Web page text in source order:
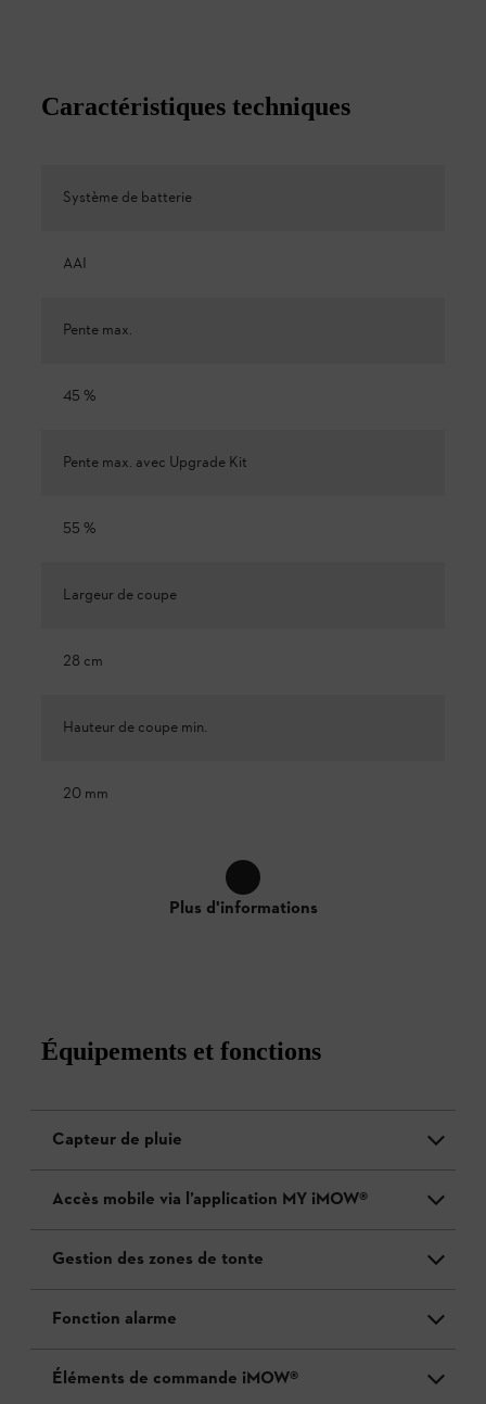
Caractéristiques techniques
Système de batterie
AAI
Pente max.
45 %
Pente max. avec Upgrade Kit
55 %
Largeur de coupe
28 cm
Hauteur de coupe min.
20 mm
Plus d'informations
Équipements et fonctions
Capteur de pluie
Accès mobile via l’application MY iMOW®
Gestion des zones de tonte
Fonction alarme
Éléments de commande iMOW®